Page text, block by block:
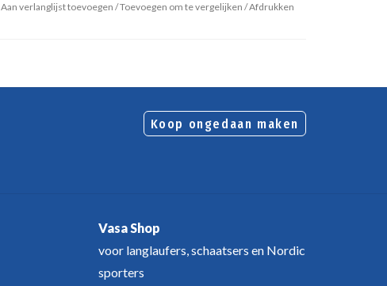
Aan verlanglijst toevoegen /Toevoegen om te vergelijken /Afdrukken
Koop ongedaan maken
Vasa Shop
voor langlaufers, schaatsers en Nordic
sporters